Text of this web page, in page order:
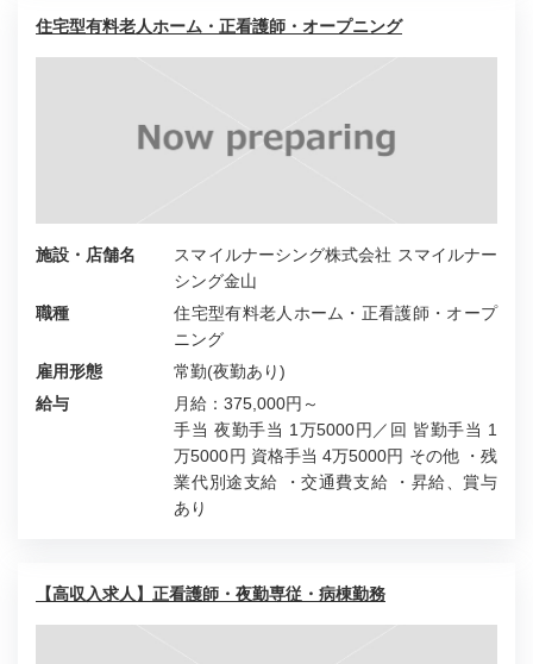
住宅型有料老人ホーム・正看護師・オープニング
施設・店舗名
スマイルナーシング株式会社 スマイルナー
シング金山
職種
住宅型有料老人ホーム・正看護師・オープ
ニング
雇用形態
常勤(夜勤あり)
給与
月給：375,000円～
手当 夜勤手当 1万5000円／回 皆勤手当 1
万5000円 資格手当 4万5000円 その他 ・残
業代別途支給 ・交通費支給 ・昇給、賞与
あり
【高収入求人】正看護師・夜勤専従・病棟勤務